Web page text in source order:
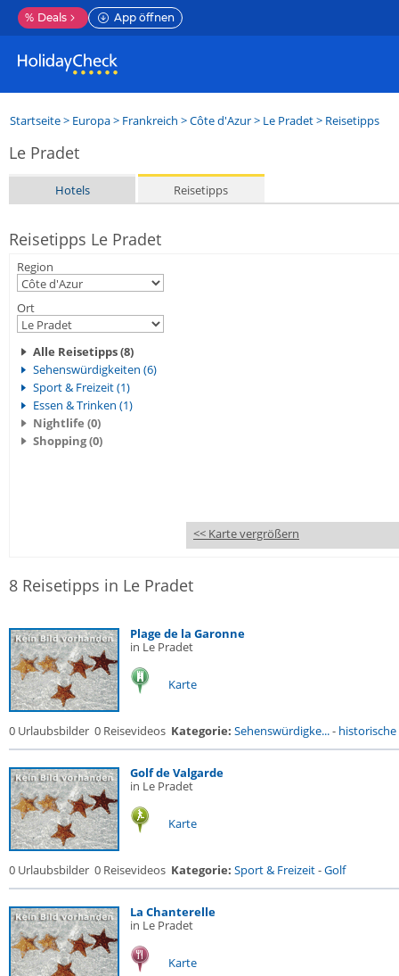
% Deals App öffnen
Startseite> Europa> Frankreich >Côte d'Azur> Le Pradet> Reisetipps
Le Pradet
Hotels Reisetipps
Reisetipps Le Pradet
Region
Ort
Alle Reisetipps (8)
Sehenswürdigkeiten (6)
Sport & Freizeit (1)
Essen & Trinken (1)
Nightlife (0)
Shopping (0)
<< Karte vergrößern
8 Reisetipps in Le Pradet
Plage de la Garonne
in Le Pradet
Karte
0 Urlaubsbilder 0 Reisevideos Kategorie: Sehenswürdigke...- historische
Golf de Valgarde
in Le Pradet
Karte
0 Urlaubsbilder 0 Reisevideos Kategorie: Sport & Freizeit-Golf
La Chanterelle
in Le Pradet
Karte